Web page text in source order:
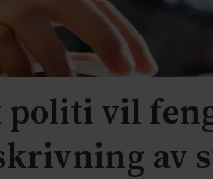
politi vil
av